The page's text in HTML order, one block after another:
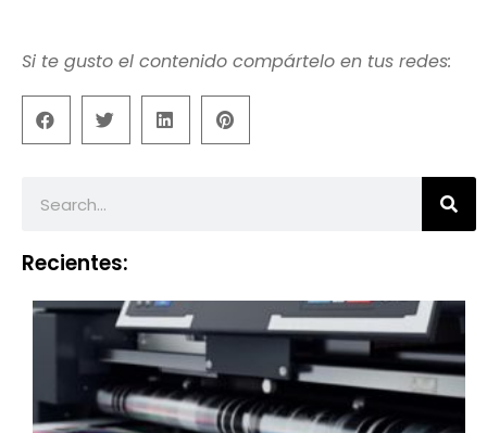
Si te gusto el contenido compártelo en tus redes:
Recientes: